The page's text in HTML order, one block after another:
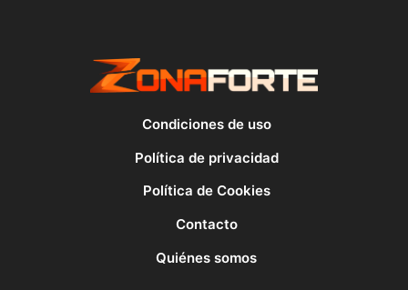
Condiciones de uso
Política de privacidad
Política de Cookies
Contacto
Quiénes somos